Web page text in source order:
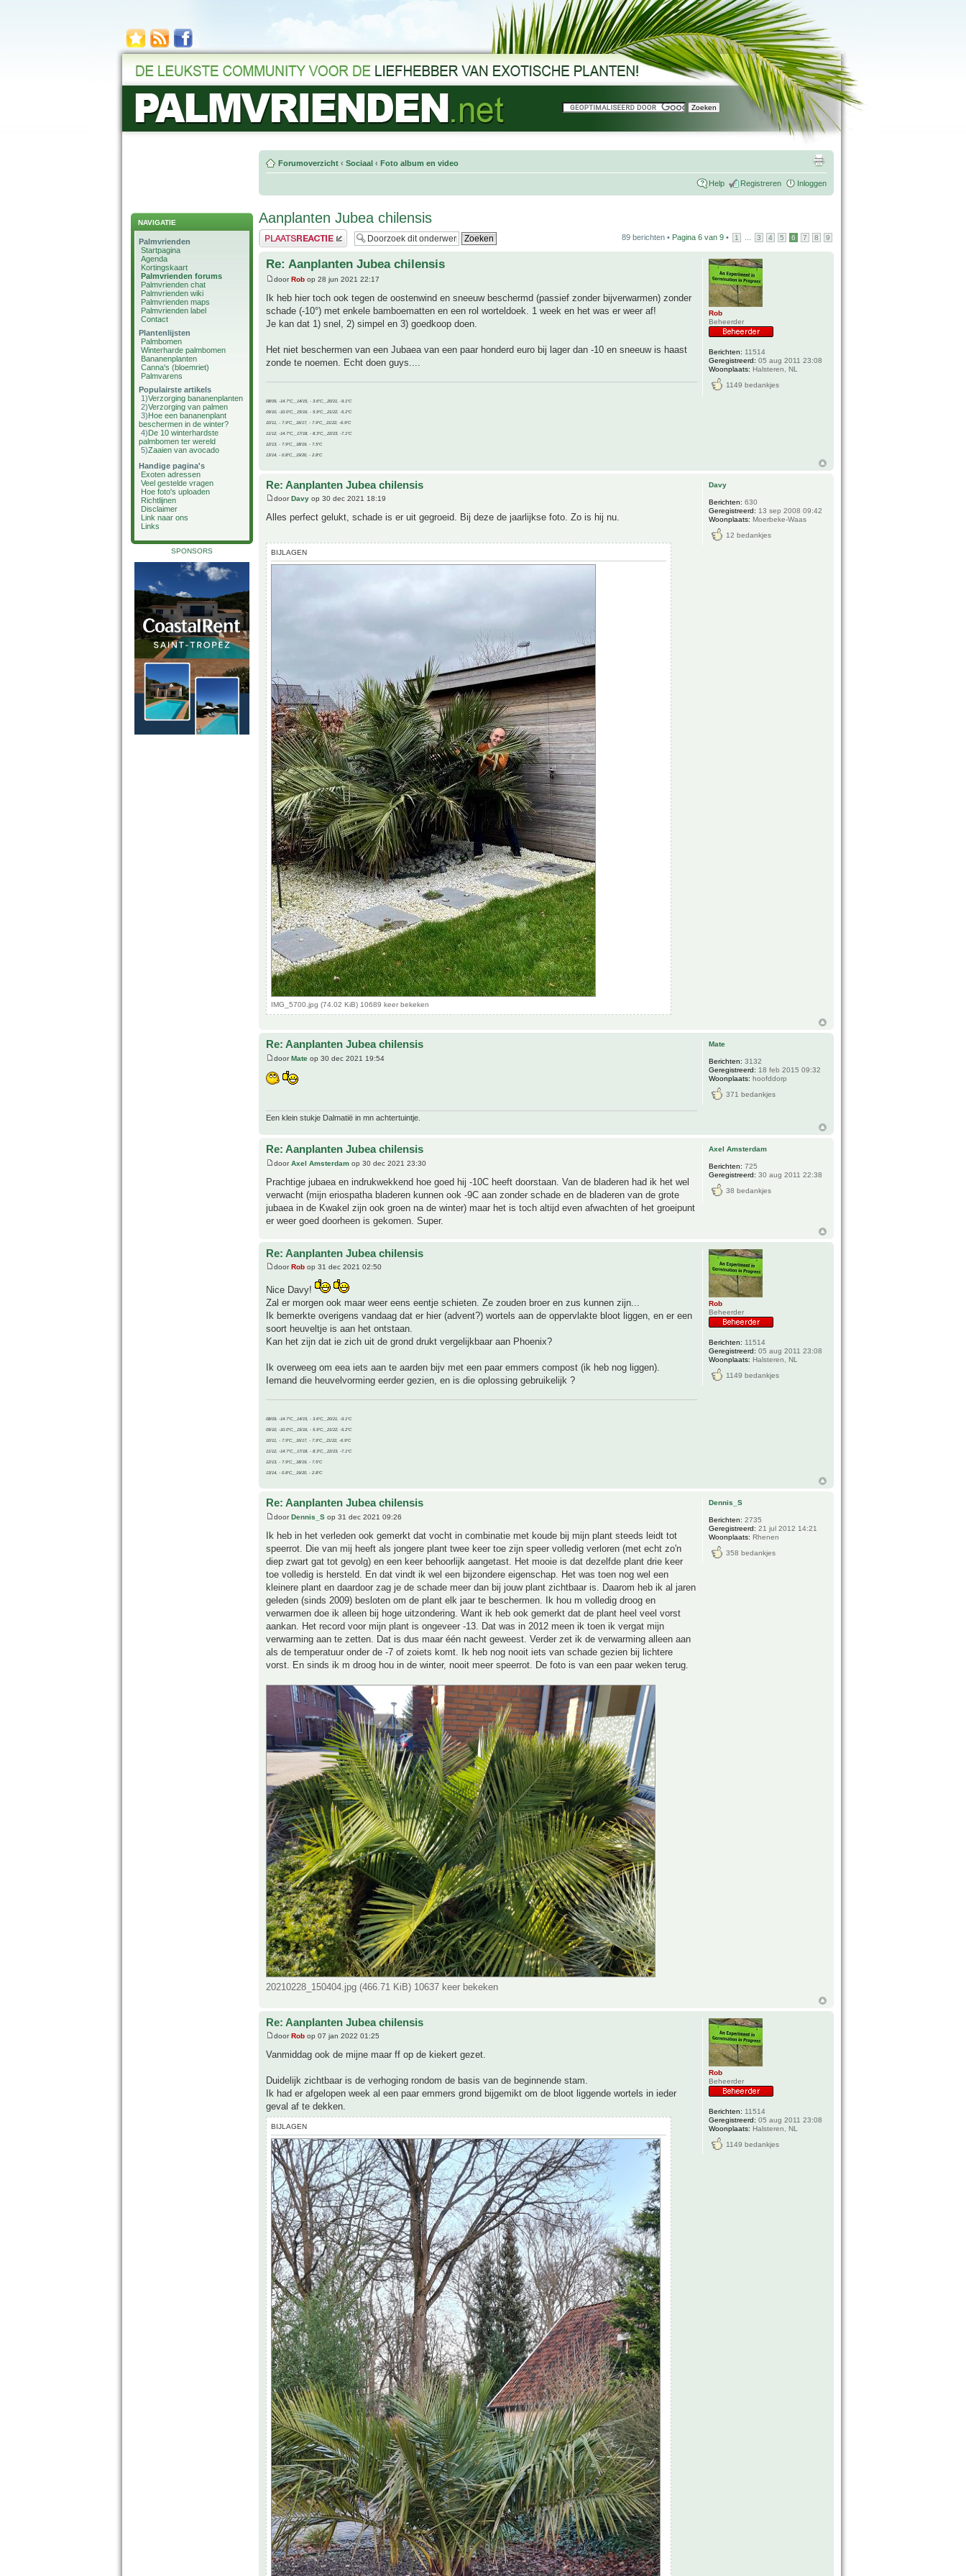
NAVIGATIE
Palmvrienden
Startpagina
Agenda
Kortingskaart
Palmvrienden forums
Palmvrienden chat
Palmvrienden wiki
Palmvrienden maps
Palmvrienden label
Contact
Plantenlijsten
Palmbomen
Winterharde palmbomen
Bananenplanten
Canna's (bloemriet)
Palmvarens
Populairste artikels
1)Verzorging bananenplanten
2)Verzorging van palmen
3)Hoe een bananenplant
beschermen in de winter?
4)De 10 winterhardste
palmbomen ter wereld
5)Zaaien van avocado
Handige pagina's
Exoten adressen
Veel gestelde vragen
Hoe foto's uploaden
Richtlijnen
Disclaimer
Link naar ons
Links
SPONSORS
Forumoverzicht ‹ Sociaal ‹ Foto album en video
Help Registreren Inloggen
Aanplanten Jubea chilensis
Plaats een reactie 89 berichten • Pagina 6 van 9 • 1 3 4 5 6 7 8 9
Re: Aanplanten Jubea chilensis
doorRob op 28 jun 2021 22:17
Ik heb hier toch ook tegen de oostenwind en sneeuw beschermd (passief zonder bijverwarmen) zonder
schade (-10°) met enkele bamboematten en een rol worteldoek. 1 week en het was er weer af!
Je kan dat 1) snel, 2) simpel en 3) goedkoop doen.
Het niet beschermen van een Jubaea van een paar honderd euro bij lager dan -10 en sneeuw is haast
zonde te noemen. Echt doen guys....
08/09, -14.7°C__14/15, - 3.6°C__20/21, -9.1°C
09/10, -10.0°C__15/16, - 5.9°C__21/22, -5.2°C
10/11, - 7.9°C__16/17, - 7.9°C__21/22, -6.9°C
11/12, -14.7°C__17/18, - 8.3°C__22/23, -7.1°C
12/13, - 7.9°C__18/19, - 7.5°C
13/14, - 0.8°C__19/20, - 2.8°C
Rob
Beheerder
Berichten: 11514
Geregistreerd: 05 aug 2011 23:08
Woonplaats: Halsteren, NL
1149 bedankjes
Re: Aanplanten Jubea chilensis
doorDavy op 30 dec 2021 18:19
Alles perfect gelukt, schade is er uit gegroeid. Bij deze de jaarlijkse foto. Zo is hij nu.
BIJLAGEN
IMG_5700.jpg (74.02 KiB) 10689 keer bekeken
Davy
Berichten: 630
Geregistreerd: 13 sep 2008 09:42
Woonplaats: Moerbeke-Waas
12 bedankjes
Re: Aanplanten Jubea chilensis
doorMate op 30 dec 2021 19:54
Een klein stukje Dalmatië in mn achtertuintje.
Mate
Berichten: 3132
Geregistreerd: 18 feb 2015 09:32
Woonplaats: hoofddorp
371 bedankjes
Re: Aanplanten Jubea chilensis
doorAxel Amsterdam op 30 dec 2021 23:30
Prachtige jubaea en indrukwekkend hoe goed hij -10C heeft doorstaan. Van de bladeren had ik het wel
verwacht (mijn eriospatha bladeren kunnen ook -9C aan zonder schade en de bladeren van de grote
jubaea in de Kwakel zijn ook groen na de winter) maar het is toch altijd even afwachten of het groeipunt
er weer goed doorheen is gekomen. Super.
Axel Amsterdam
Berichten: 725
Geregistreerd: 30 aug 2011 22:38
38 bedankjes
Re: Aanplanten Jubea chilensis
door Rob op 31 dec 2021 02:50
Nice Davy!
Zal er morgen ook maar weer eens eentje schieten. Ze zouden broer en zus kunnen zijn...
Ik bemerkte overigens vandaag dat er hier (advent?) wortels aan de oppervlakte bloot liggen, en er een
soort heuveltje is aan het ontstaan.
Kan het zijn dat ie zich uit de grond drukt vergelijkbaar aan Phoenix?
Ik overweeg om eea iets aan te aarden bijv met een paar emmers compost (ik heb nog liggen).
Iemand die heuvelvorming eerder gezien, en is die oplossing gebruikelijk ?
08/09, -14.7°C__14/15, - 3.6°C__20/21, -9.1°C
09/10, -10.0°C__15/16, - 5.9°C__21/22, -5.2°C
10/11, - 7.9°C__16/17, - 7.9°C__21/22, -6.9°C
11/12, -14.7°C__17/18, - 8.3°C__22/23, -7.1°C
12/13, - 7.9°C__18/19, - 7.5°C
13/14, - 0.8°C__19/20, - 2.8°C
Rob
Beheerder
Berichten: 11514
Geregistreerd: 05 aug 2011 23:08
Woonplaats: Halsteren, NL
1149 bedankjes
Re: Aanplanten Jubea chilensis
doorDennis_S op 31 dec 2021 09:26
Ik heb in het verleden ook gemerkt dat vocht in combinatie met koude bij mijn plant steeds leidt tot
speerrot. Die van mij heeft als jongere plant twee keer toe zijn speer volledig verloren (met echt zo'n
diep zwart gat tot gevolg) en een keer behoorlijk aangetast. Het mooie is dat dezelfde plant drie keer
toe volledig is hersteld. En dat vindt ik wel een bijzondere eigenschap. Het was toen nog wel een
kleinere plant en daardoor zag je de schade meer dan bij jouw plant zichtbaar is. Daarom heb ik al jaren
geleden (sinds 2009) besloten om de plant elk jaar te beschermen. Ik hou m volledig droog en
verwarmen doe ik alleen bij hoge uitzondering. Want ik heb ook gemerkt dat de plant heel veel vorst
aankan. Het record voor mijn plant is ongeveer -13. Dat was in 2012 meen ik toen ik vergat mijn
verwarming aan te zetten. Dat is dus maar één nacht geweest. Verder zet ik de verwarming alleen aan
als de temperatuur onder de -7 of zoiets komt. Ik heb nog nooit iets van schade gezien bij lichtere
vorst. En sinds ik m droog hou in de winter, nooit meer speerrot. De foto is van een paar weken terug.
20210228_150404.jpg (466.71 KiB) 10637 keer bekeken
Dennis_S
Berichten: 2735
Geregistreerd: 21 jul 2012 14:21
Woonplaats: Rhenen
358 bedankjes
Re: Aanplanten Jubea chilensis
doorRob op 07 jan 2022 01:25
Vanmiddag ook de mijne maar ff op de kiekert gezet.
Duidelijk zichtbaar is de verhoging rondom de basis van de beginnende stam.
Ik had er afgelopen week al een paar emmers grond bijgemikt om de bloot liggende wortels in ieder
geval af te dekken.
BIJLAGEN
Rob
Beheerder
Berichten: 11514
Geregistreerd: 05 aug 2011 23:08
Woonplaats: Halsteren, NL
1149 bedankjes